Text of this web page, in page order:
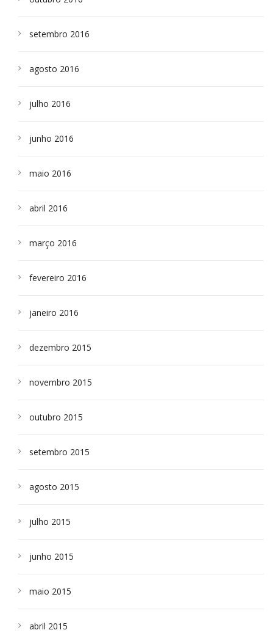
setembro 2016
agosto 2016
julho 2016
junho 2016
maio 2016
abril 2016
março 2016
fevereiro 2016
janeiro 2016
dezembro 2015
novembro 2015
outubro 2015
setembro 2015
agosto 2015
julho 2015
junho 2015
maio 2015
abril 2015